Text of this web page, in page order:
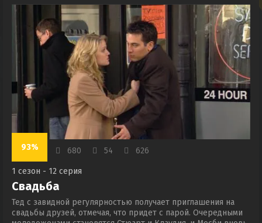
93% 680 54 626
1 сезон - 12 серия
Свадьба
Тед с завидной регулярностью получает приглашения на
свадьбы друзей, отмечая, что придет с парой. Очередными